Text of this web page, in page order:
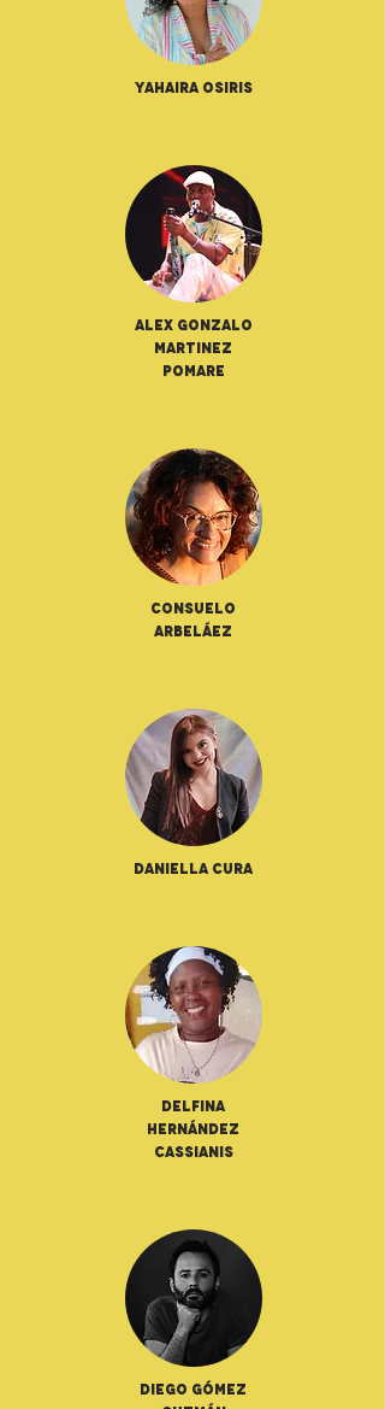
Yahaira Osiris
Alex Gonzalo
Martinez
Pomare
Consuelo
Arbeláez
Daniella Cura
Delfina
Hernández
Cassianis
Diego Gómez